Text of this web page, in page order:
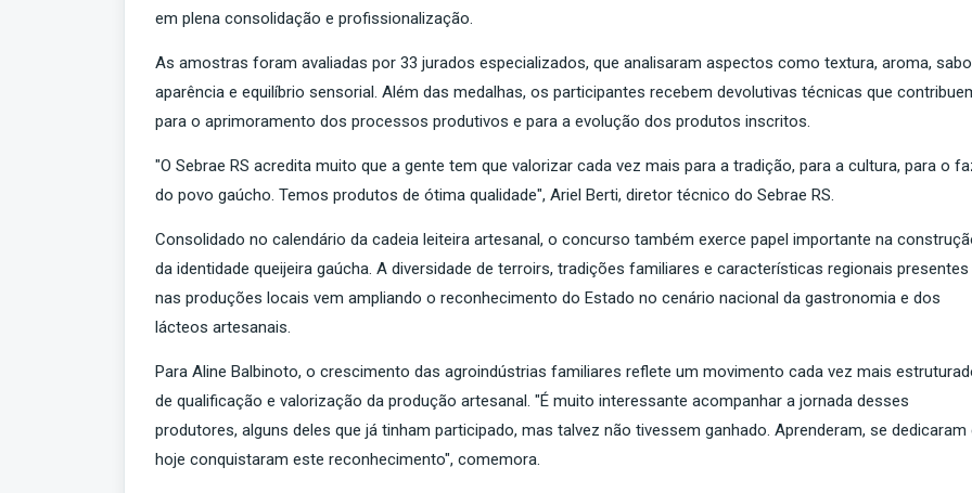
em plena consolidação e profissionalização.
As amostras foram avaliadas por 33 jurados especializados, que analisaram aspectos como textura, aroma,
aparência e equilíbrio sensorial. Além das medalhas, os participantes recebem devolutivas técnicas que
para o aprimoramento dos processos produtivos e para a evolução dos produtos inscritos.
"O Sebrae RS acredita muito que a gente tem que valorizar cada vez mais para a tradição, para a cultura, para o
do povo gaúcho. Temos produtos de ótima qualidade", Ariel Berti, diretor técnico do Sebrae RS.
Consolidado no calendário da cadeia leiteira artesanal, o concurso também exerce papel importante na
da identidade queijeira gaúcha. A diversidade de terroirs, tradições familiares e características regionais presentes
nas produções locais vem ampliando o reconhecimento do Estado no cenário nacional da gastronomia e dos
lácteos artesanais.
Para Aline Balbinoto, o crescimento das agroindústrias familiares reflete um movimento cada vez mais
de qualificação e valorização da produção artesanal. "É muito interessante acompanhar a jornada desses
produtores, alguns deles que já tinham participado, mas talvez não tivessem ganhado. Aprenderam, se dedicaram
hoje conquistaram este reconhecimento", comemora.